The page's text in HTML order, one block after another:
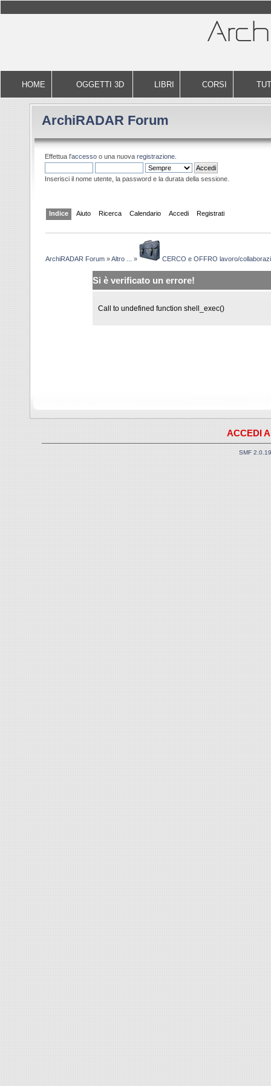
HOME OGGETTI 3D LIBRI CORSI
ArchiRADAR Forum
Effettua l'accesso o una nuova registrazione.
Inserisci il nome utente, la password e la durata della sessione.
Indice Aiuto Ricerca Calendario Accedi Registrati
ArchiRADAR Forum »Altro ... » CERCO e OFFRO lavoro/
Si è verificato un errore!
Call to undefined function shell_exec()
ACCEDI
SMF 2.0.19